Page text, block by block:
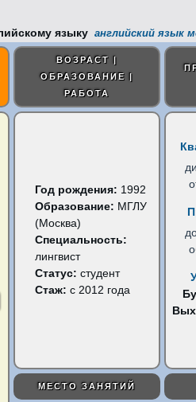
английский язык
ВОЗРАСТ |
ОБРАЗОВАНИЕ |
РАБОТА
Год рождения: 1992
Образование: МГЛУ
(Москва)
Специальность:
лингвист
Статус:студент
Стаж: с 2012 года
МЕСТО ЗАНЯТИЙ